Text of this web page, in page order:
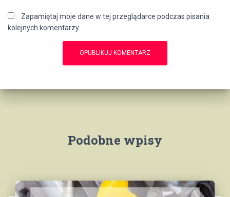
Zapamiętaj moje dane w tej przeglądarce podczas pisania
kolejnych komentarzy.
Podobne wpisy